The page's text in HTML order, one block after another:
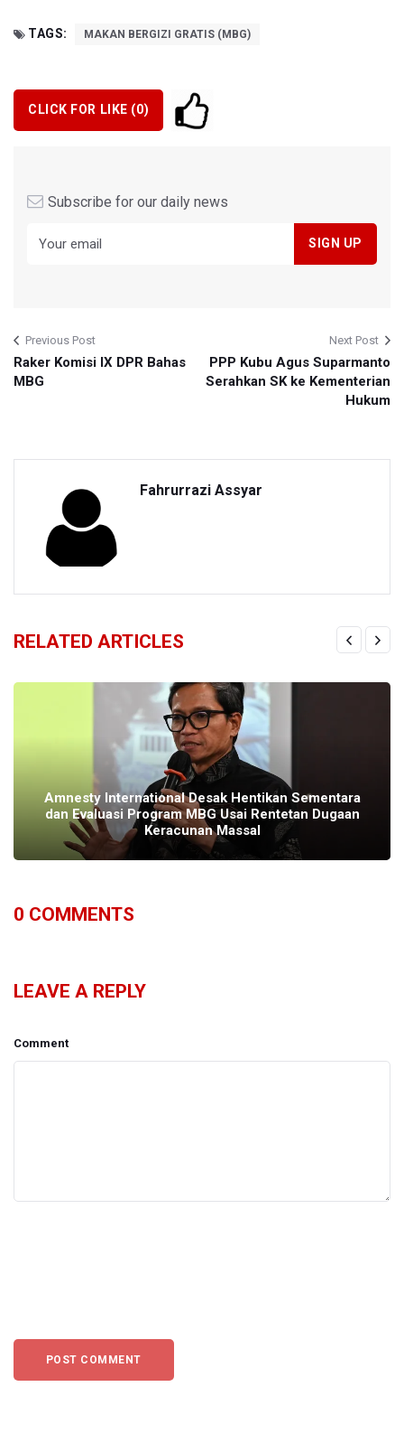
TAGS: MAKAN BERGIZI GRATIS (MBG)
CLICK FOR LIKE (0)
Subscribe for our daily news
Previous Post
Raker Komisi IX DPR Bahas
MBG
Next Post
PPP Kubu Agus Suparmanto
Serahkan SK ke Kementerian
Hukum
Fahrurrazi Assyar
RELATED ARTICLES
Amnesty International Desak Hentikan Sementara
dan Evaluasi Program MBG Usai Rentetan Dugaan
Keracunan Massal
0 COMMENTS
LEAVE A REPLY
Comment